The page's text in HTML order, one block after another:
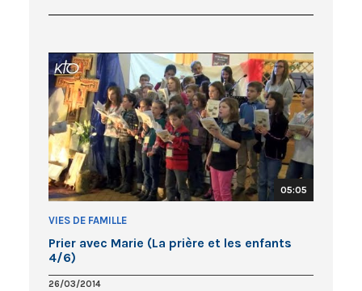
05:05
VIES DE FAMILLE
Prier avec Marie (La prière et les enfants
4/6)
26/03/2014